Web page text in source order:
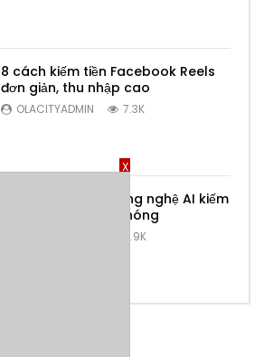
8 cách kiếm tiền Facebook Reels
đơn giản, thu nhập cao
OLACITYADMIN 7.3K
Top 6 ứng dụng công nghệ AI kiếm
tiền online nhanh chóng
6.9K
X